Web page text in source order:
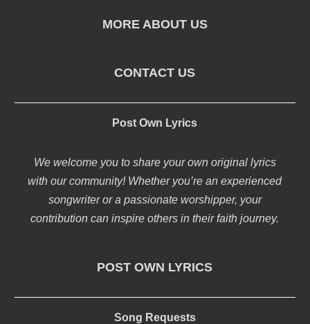
MORE ABOUT US
CONTACT US
Post Own Lyrics
We welcome you to share your own original lyrics
with our community! Whether you’re an experienced
songwriter or a passionate worshipper, your
contribution can inspire others in their faith journey.
POST OWN LYRICS
Song Requests